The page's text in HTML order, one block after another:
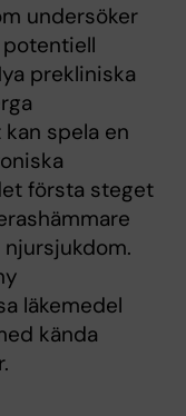
undersöker
prekliniska
spela en
första steget
läkemedel
kända